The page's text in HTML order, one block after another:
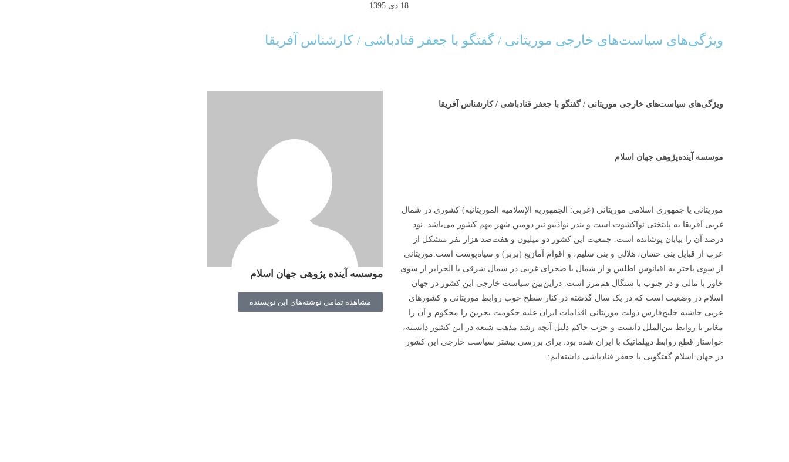
18 دی 1395
ویژگی‌های سیاست‌های خارجی موریتانی / گفتگو با جعفر قنادباشی / کارشناس آفریقا
ویژگی‌های سیاست‌های خارجی موریتانی /گفتگو با جعفر قنادباشی / کارشناس آفریقا
موسسه آینده‌پژوهی جهان اسلام
موریتانی یا جمهوری اسلامی موریتانی (عربی: الجمهوریه الإسلامیه الموریتانیه) کشوری در شمال
غربی آفریقا به پایتختی نواکشوت است و بندر نواذیبو نیز دومین شهر مهم کشور می‌باشد
نود
درصد آن را بیابان پوشانده است. جمعیت این کشور دو میلیون و هفت‌صد هزار نفر متشکل از
عرب از قبایل بنی حسان، هلالی و بنی سلیم، و اقوام آمازیغ (بربر) و سیاه‌پوست است موریتانی
از سوی باختر به اقیانوس اطلس و از شمال با صحرای غربی در شمال شرقی با الجزایر از سوی
خاور با مالی و در جنوب با سنگال هم‌مرز است. دراین‌بین سیاست خارجی این کشور در جهان
اسلام در وضعیت است که در یک سال گذشته در کنار سطح خوب روابط موریتانی و کشورهای
عربی حاشیه خلیج‌فارس دولت موریتانی اقدامات ایران علیه حکومت بحرین را محکوم و آن را
مغایر با روابط بین‌الملل دانست و حزب حاکم دلیل آنچه رشد مذهب شیعه در این کشور دانسته،
خواستار قطع روابط دیپلماتیک با ایران شده بود. برای بررسی بیشتر سیاست خارجی این کشور
در جهان اسلام گفتگویی با جعفر قنادباشی داشته‌ایم:
موسسه آینده پژوهی جهان اسلام
مشاهده تمامی نوشته‌های این نویسنده